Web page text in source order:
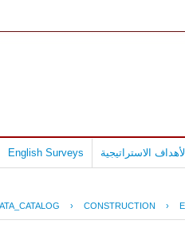
الاستراتيجية English Surveys
› CONSTRUCTION ›